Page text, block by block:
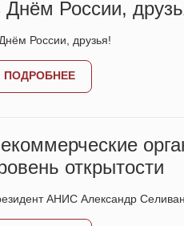
Днём России,
России, друзья!
ПОДРОБНЕЕ
открытости
АНИС Александр